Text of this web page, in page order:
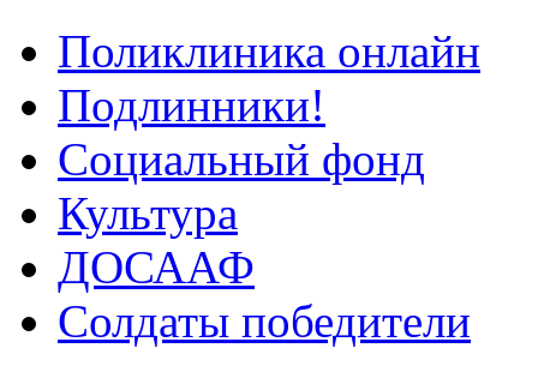
Поликлиника онлайн
Подлинники!
Социальный фонд
Культура
ДОСААФ
Солдаты победители